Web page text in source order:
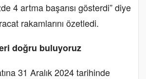
4 artma başarısı gösterdi” diye
rakamlarını özetledi.
doğru buluyoruz
31 Aralık 2024 tarihinde